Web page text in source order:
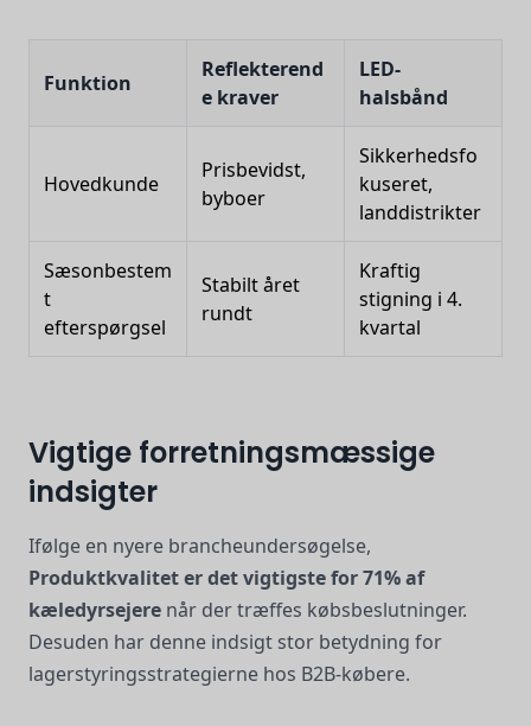
Funktion
Reflekterend
e kraver
LED-
halsbånd
Hovedkunde
Prisbevidst,
byboer
Sikkerhedsfo
kuseret,
landdistrikter
Sæsonbestem
t
efterspørgsel
Stabilt året
rundt
Kraftig
stigning i 4.
kvartal
Vigtige forretningsmæssige
indsigter
Ifølge en nyere brancheundersøgelse,
Produktkvalitet er det vigtigste for 71% af
kæledyrsejere når der træffes købsbeslutninger.
Desuden har denne indsigt stor betydning for
lagerstyringsstrategierne hos B2B-købere.